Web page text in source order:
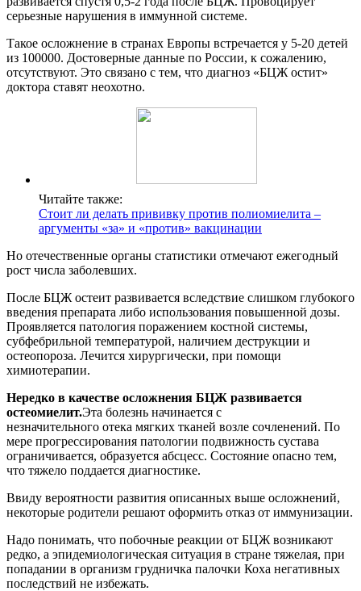
серьезные нарушения в иммунной системе.
Такое осложнение в странах Европы встречается у 5-20 детей
из 100000. Достоверные данные по России, к сожалению,
отсутствуют. Это связано с тем, что диагноз «БЦЖ остит»
доктора ставят неохотно.
Читайте также:
Стоит ли делать прививку против полиомиелита –
аргументы «за» и «против» вакцинации
Но отечественные органы статистики отмечают ежегодный
рост числа заболевших.
После БЦЖ остеит развивается вследствие слишком глубокого
введения препарата либо использования повышенной дозы.
Проявляется патология поражением костной системы,
субфебрильной температурой, наличием деструкции и
остеопороза. Лечится хирургически, при помощи
химиотерапии.
Нередко в качестве осложнения БЦЖ развивается
остеомиелит.Эта болезнь начинается с
незначительного отека мягких тканей возле сочленений. По
мере прогрессирования патологии подвижность сустава
ограничивается, образуется абсцесс. Состояние опасно тем,
что тяжело поддается диагностике.
Ввиду вероятности развития описанных выше осложнений,
некоторые родители решают оформить отказ от иммунизации.
Надо понимать, что побочные реакции от БЦЖ возникают
редко, а эпидемиологическая ситуация в стране тяжелая, при
попадании в организм грудничка палочки Коха негативных
последствий не избежать.